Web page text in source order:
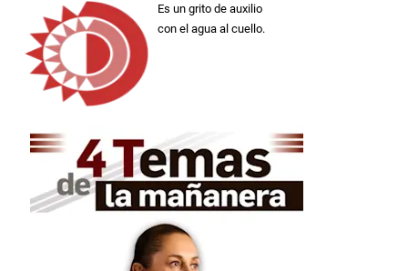
Es un grito de auxilio
con el agua al cuello.